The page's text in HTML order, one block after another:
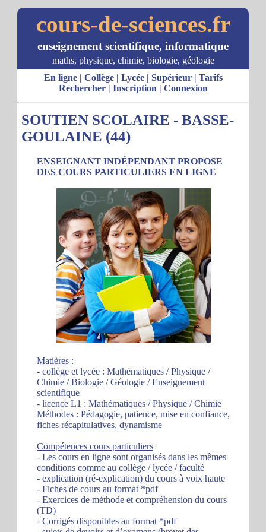
cours-de-sciences.fr
enseignement scientifique, informatique
maths, physique, chimie, biologie, géologie
En ligne| Collège| Lycée| Supérieur| Tarifs
Rechercher| Inscription | Connexion
SOUTIEN SCOLAIRE - BASSE-
GOULAINE (44)
ENSEIGNANT INDÉPENDANT PROPOSE
DES COURS PARTICULIERS EN LIGNE
Matières :
- collège et lycée : Mathématiques / Physique /
Chimie / Biologie / Géologie / Enseignement
scientifique
- licence L1 : Mathématiques / Physique / Chimie
Méthodes : Pédagogie, patience, mise en confiance,
fiches récapitulatives, dynamisme
Compétences cours particuliers
- Les cours en ligne sont organisés dans les mêmes
conditions comme au collège / lycée / faculté
- explication (ré-explication) du cours à voix haute
- Fiches de cours au format *pdf
- Exercices de méthode et compréhension du cours
(TD)
- Corrigés disponibles au format *pdf